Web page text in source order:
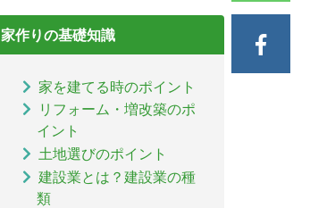
家作りの基礎知識
家を建てる時のポイント
リフォーム・増改築のポ
イント
土地選びのポイント
建設業とは？建設業の種
類